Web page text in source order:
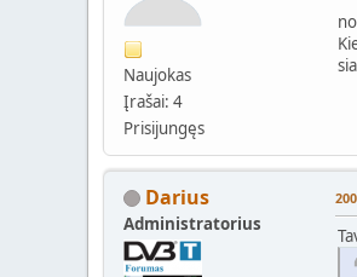
Naujokas
Įrašai: 4
Prisijungęs
Darius
Administratorius